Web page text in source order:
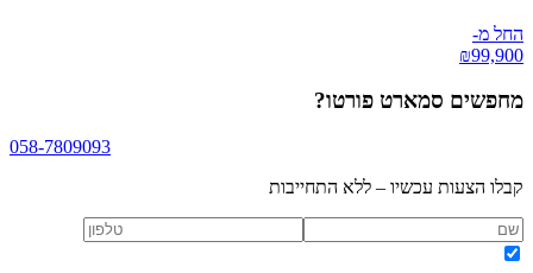
החל מ-
₪99,900
מחפשים סמארט פורטו?
058-7809093
קבלו הצעות עכשיו – ללא התחייבות